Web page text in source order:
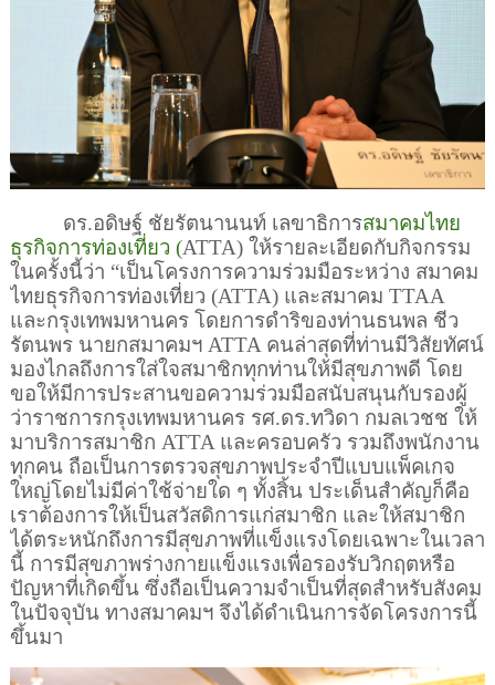
ดร.อดิษฐ์ ชัยรัตนานนท์ เลขาธิการสมาคมไทย
ธุรกิจการท่องเที่ยว (ATTA)ให้รายละเอียดกับกิจกรรม
ในครั้งนี้ว่า “เป็นโครงการความร่วมมือระหว่าง สมาคม
ไทยธุรกิจการท่องเที่ยว (ATTA) และสมาคม TTAA
และกรุงเทพมหานคร โดยการดำริของท่านธนพล ชีว
รัตนพร นายกสมาคมฯ ATTA คนล่าสุดที่ท่านมีวิสัยทัศน์
มองไกลถึงการใส่ใจสมาชิกทุกท่านให้มีสุขภาพดี โดย
ขอให้มีการประสานขอความร่วมมือสนับสนุนกับรองผู้
ว่าราชการกรุงเทพมหานคร รศ.ดร.ทวิดา กมลเวชช ให้
มาบริการสมาชิก ATTA และครอบครัว รวมถึงพนักงาน
ทุกคน ถือเป็นการตรวจสุขภาพประจำปีแบบแพ็คเกจ
ใหญ่โดยไม่มีค่าใช้จ่ายใด ๆ ทั้งสิ้น ประเด็นสำคัญก็คือ
เราต้องการให้เป็นสวัสดิการแก่สมาชิก และให้สมาชิก
ได้ตระหนักถึงการมีสุขภาพที่แข็งแรงโดยเฉพาะในเวลา
นี้ การมีสุขภาพร่างกายแข็งแรงเพื่อรองรับวิกฤตหรือ
ปัญหาที่เกิดขึ้น ซึ่งถือเป็นความจำเป็นที่สุดสำหรับสังคม
ในปัจจุบัน ทางสมาคมฯ จึงได้ดำเนินการจัดโครงการนี้
ขึ้นมา